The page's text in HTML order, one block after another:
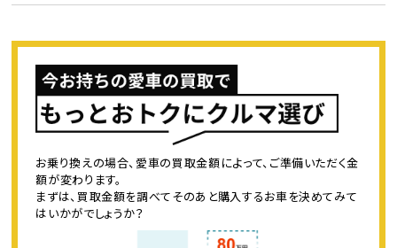
お乗り換えの場合、愛車の買取金額によって、ご準備いただく金
額が変わります。
まずは、買取金額を調べてそのあと購入するお車を決めてみて
はいかがでしょうか？